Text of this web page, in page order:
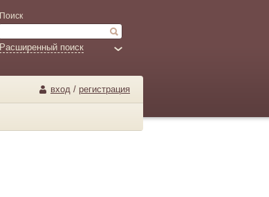
Поиск
Расширенный поиск
вход / регистрация